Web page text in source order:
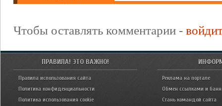
Чтобы оставлять комментарии -
ПРАВИЛА! ЭТО ВАЖНО!
Правила использования сайта
Политика конфиденциальности
Политика использования cookie
Реклама на портале
Обмен ссылками и
Стань командой сайта